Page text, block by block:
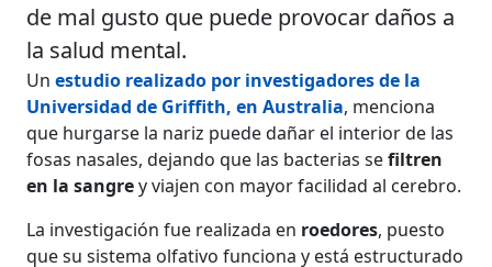
de mal gusto que puede provocar daños a
la salud mental.
Unestudio realizado por investigadores de la
Universidad de Griffith, en Australia, menciona
que hurgarse la nariz puede dañar el interior de las
fosas nasales, dejando que las bacterias sefiltren
en la sangrey viajen con mayor facilidad al cerebro.
La investigación fue realizada en roedores, puesto
que su sistema olfativo funciona y está estructurado